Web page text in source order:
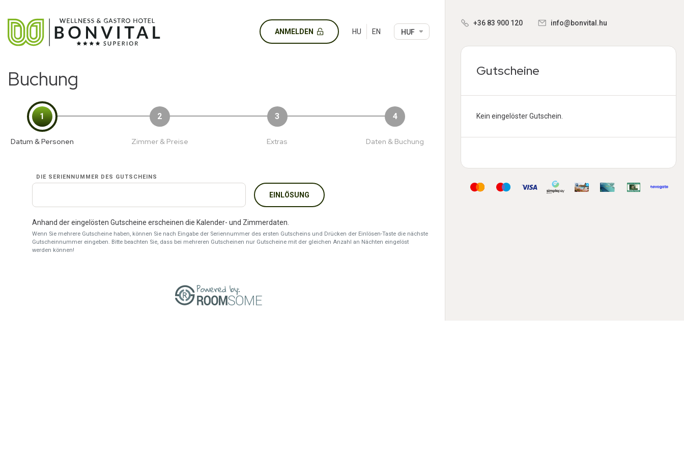
ANMELDEN HU EN
Buchung
1
Datum & Personen
2
Zimmer & Preise
3
Extras
4
Daten & Buchung
DIE SERIENNUMMER DES GUTSCHEINS
EINLÖSUNG
Anhand der eingelösten Gutscheine erscheinen die Kalender- und Zimmerdaten.
Wenn Sie mehrere Gutscheine haben, können Sie nach Eingabe der Seriennummer des ersten Gutscheins und Drücken der Einlösen-Taste die nächste
Gutscheinnummer eingeben. Bitte beachten Sie, dass bei mehreren Gutscheinen nur Gutscheine mit der gleichen Anzahl an Nächten eingelöst
werden können!
+36 83 900 120 info@bonvital.hu
Gutscheine
Kein eingelöster Gutschein.